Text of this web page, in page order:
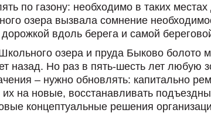
по газону: необходимо в таких
озера вызвала сомнение
вдоль берега и самой
озера и пруда Быково болото
назад. Но раз в пять-шесть лет любую
– нужно обновлять: капитально
на новые, восстанавливать
концептуальные решения